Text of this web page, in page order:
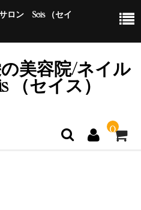
ロン Seis （セイ
美容院/ネイル
セイス）
0